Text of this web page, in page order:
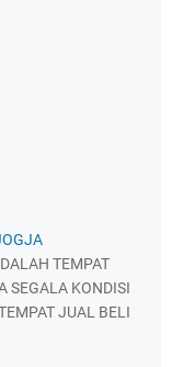
TEMPAT
SEGALA KONDISI
JUAL BELI